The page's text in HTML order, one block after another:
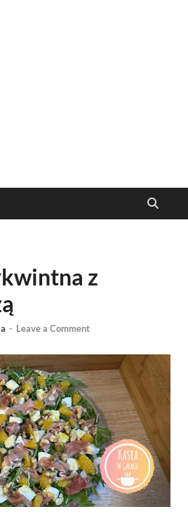
z
- Leave a Comment